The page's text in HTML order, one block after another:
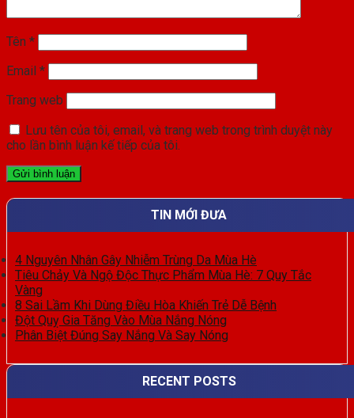
Tên *
Email *
Trang web
Lưu tên của tôi, email, và trang web trong trình duyệt này
cho lần bình luận kế tiếp của tôi.
TIN MỚI ĐƯA
4 Nguyên Nhân Gây Nhiễm Trùng Da Mùa Hè
Tiêu Chảy Và Ngộ Độc Thực Phẩm Mùa Hè: 7 Quy Tắc
Vàng
8 Sai Lầm Khi Dùng Điều Hòa Khiến Trẻ Dễ Bệnh
Đột Quỵ Gia Tăng Vào Mùa Nắng Nóng
Phân Biệt Đúng Say Nắng Và Say Nóng
RECENT POSTS